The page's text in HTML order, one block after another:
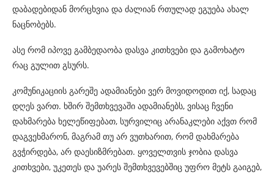
დაბადებიდან მორცხვია და ძალიან რთულად ეგუება ახალ
ნაცნობებს.
ასე რომ იპოვე გამბედაობა დასვა კითხვები და გამოხატო
რაც გულით გსურს.
კომუნიკაციის გარეშე ადამიანები ვერ მოვიდოდით იქ, სადაც
დღეს ვართ. ხშირ შემთხვევაში ადამიანებს, ვისაც ჩვენი
დახმარება ხელეწიფებათ, სურვილიც არანაკლები აქვთ რომ
დაგვეხმარონ, მაგრამ თუ არ ვუთხარით, რომ დახმარება
გვჭირდება, არ დაესიზმრებათ. ყოველთვის ჯობია დასვა
კითხვები, უკეთეს და უარეს შემთხვევებშიც უფრო მეტს გაიგებ,